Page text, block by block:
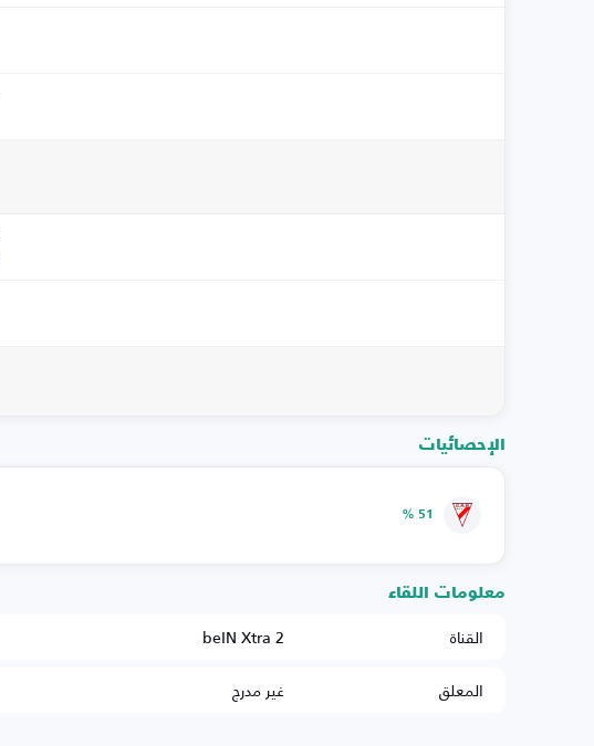
الإحصائيات
51 %
معلومات اللقاء
القناة
beIN Xtra 2
المعلق
غير مدرج